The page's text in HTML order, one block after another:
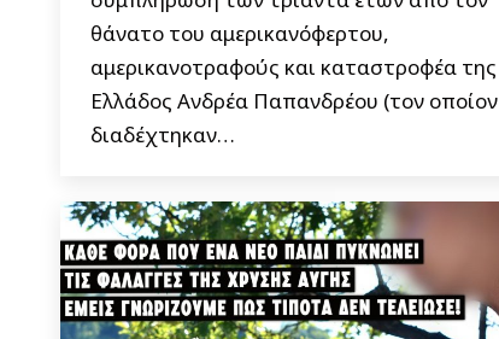
θάνατο του αμερικανόφερτου,
αμερικανοτραφούς και καταστροφέα της
Ελλάδος Ανδρέα Παπανδρέου (τον οποίον
διαδέχτηκαν…